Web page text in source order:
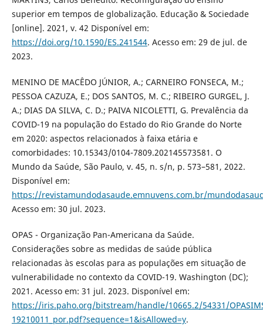
superior em tempos de globalização. Educação & Sociedade
[online]. 2021, v. 42 Disponível em:
https://doi.org/10.1590/ES.241544. Acesso em: 29 de jul. de
2023.
MENINO DE MACÊDO JÚNIOR, A.; CARNEIRO FONSECA, M.;
PESSOA CAZUZA, E.; DOS SANTOS, M. C.; RIBEIRO GURGEL, J.
A.; DIAS DA SILVA, C. D.; PAIVA NICOLETTI, G. Prevalência da
COVID-19 na população do Estado do Rio Grande do Norte
em 2020: aspectos relacionados à faixa etária e
comorbidades: 10.15343/0104-7809.202145573581. O
Mundo da Saúde, São Paulo, v. 45, n. s/n, p. 573–581, 2022.
Disponível em:
https://revistamundodasaude.emnuvens.com.br/
Acesso em: 30 jul. 2023.
OPAS - Organização Pan-Americana da Saúde.
Considerações sobre as medidas de saúde pública
relacionadas às escolas para as populações em situação de
vulnerabilidade no contexto da COVID-19. Washington (DC);
2021. Acesso em: 31 jul. 2023. Disponível em:
https://iris.paho.org/bitstream/handle/10665.2/54331/
19210011_por.pdf?sequence=1&isAllowed=y.